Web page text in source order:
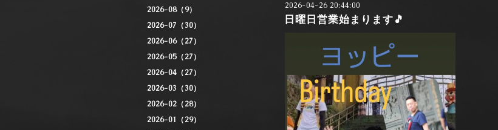
2026-08（9）
2026-07（30）
2026-06（27）
2026-05（27）
2026-04（27）
2026-03（30）
2026-02（28）
2026-01（29）
2026-04-26 20:44:00
日曜日営業始まります🎵